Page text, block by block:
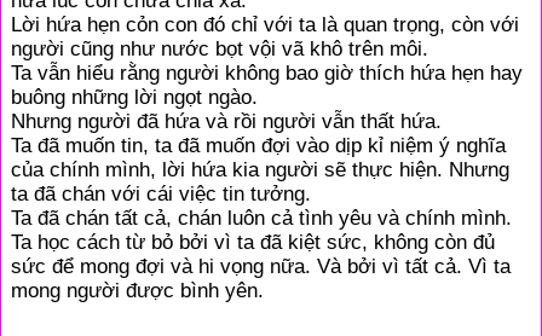
Lời hứa hẹn cỏn con đó chỉ với ta là quan trọng, còn với
người cũng như nước bọt vội vã khô trên môi.
Ta vẫn hiểu rằng người không bao giờ thích hứa hẹn hay
buông những lời ngọt ngào.
Nhưng người đã hứa và rồi người vẫn thất hứa.
Ta đã muốn tin, ta đã muốn đợi vào dịp kỉ niệm ý nghĩa
của chính mình, lời hứa kia người sẽ thực hiện. Nhưng
ta đã chán với cái việc tin tưởng.
Ta đã chán tất cả, chán luôn cả tình yêu và chính mình.
Ta học cách từ bỏ bởi vì ta đã kiệt sức, không còn đủ
sức để mong đợi và hi vọng nữa. Và bởi vì tất cả. Vì ta
mong người được bình yên.